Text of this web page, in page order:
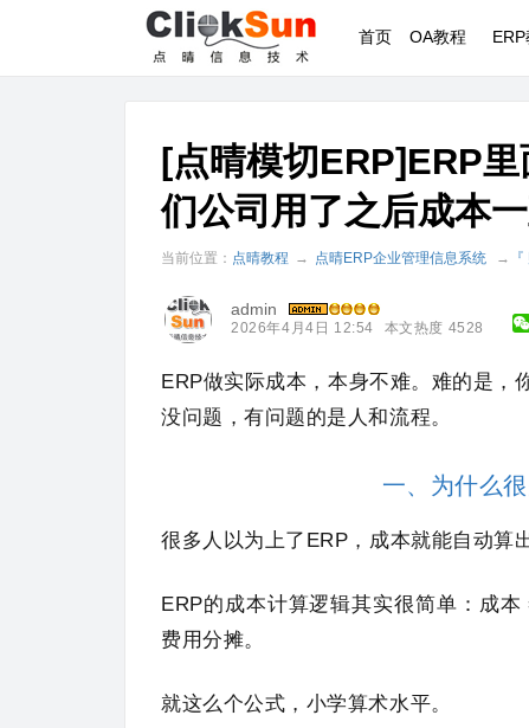
首页 OA教程
[点晴模切ERP]ERP
们公司用了之后成本
当前位置： 点晴教程 → 点晴ERP企业管理信息系统 →
admin
2026年4月4日 12:54 本文热度 4528
ERP做实际成本，本身不难。难的是，
没问题，有问题的是人和流程。
一、为什么
很多人以为上了ERP，成本就能自动算
ERP的成本计算逻辑其实很简单：成
费用分摊。
就这么个公式，小学算术水平。